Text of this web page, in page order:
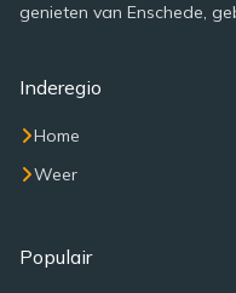
genieten van Enschede,
Inderegio
Home
Weer
Populair